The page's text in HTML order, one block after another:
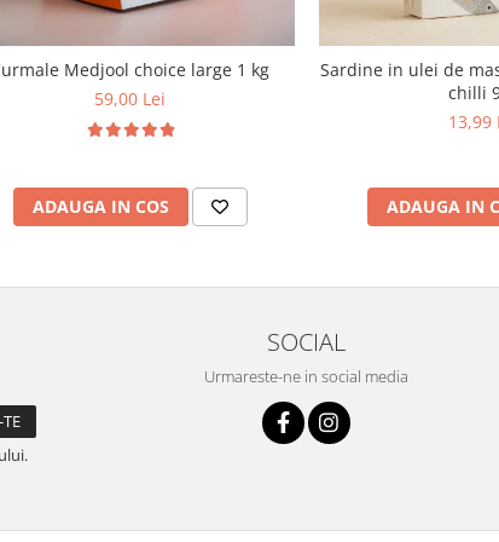
Medjool choice large 1 kg
59,00 Lei
ADAUGA IN COS
Sardine in ulei de
chilli
13,99
ADAUGA IN
SOCIAL
Urmareste-ne in social media